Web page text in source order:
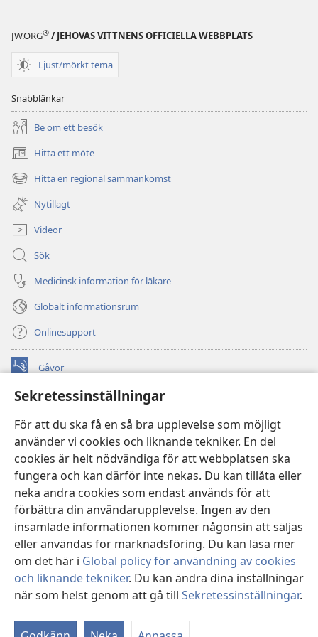
Sekretessinställningar
För att du ska få en så bra upplevelse som möjligt
använder vi cookies och liknande tekniker. En del
cookies är helt nödvändiga för att webbplatsen ska
fungera och kan därför inte nekas. Du kan tillåta eller
neka andra cookies som endast används för att
förbättra din användarupplevelse. Ingen av den
insamlade informationen kommer någonsin att säljas
eller användas för marknadsföring. Du kan läsa mer
om det här i Global policy för användning av cookies
och liknande tekniker. Du kan ändra dina inställningar
när som helst genom att gå till Sekretessinställningar.
JW.ORG® / JEHOVAS VITTNENS OFFICIELLA WEBBPLATS
Ljust/mörkt tema
Snabblänkar
Be om ett besök
Hitta ett möte
(öppnar
nytt
fönster)
Hitta en regional sammankomst
(öppnar
nytt
fönster)
Nytillagt
Videor
Sök
Medicinsk information för läkare
Globalt informationsrum
Onlinesupport
Gåvor
(öppnar
fönster) Watchtower ONLINE LIBRARY™
nytt
fönster)JW Hub ®
(öppnar
nytt
fönster)JW Library
Watchtower Library
Copyright© 2026 Watch Tower Bible and Tract Society of Pennsylvania.
ANVÄNDARVILLKOR
| SEKRETESSPOLICY
|
SEKRETESSINSTÄLLNINGAR